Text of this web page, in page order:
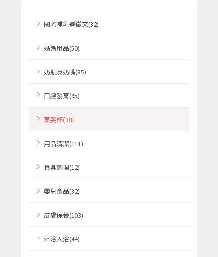
國際哺乳週徵文(32)
媽媽用品(50)
奶瓶及奶嘴(35)
口腔發育(95)
莫哭杯(10)
用品清潔(111)
食具調理(12)
嬰兒食品(32)
皮膚保養(103)
沐浴入浴(44)